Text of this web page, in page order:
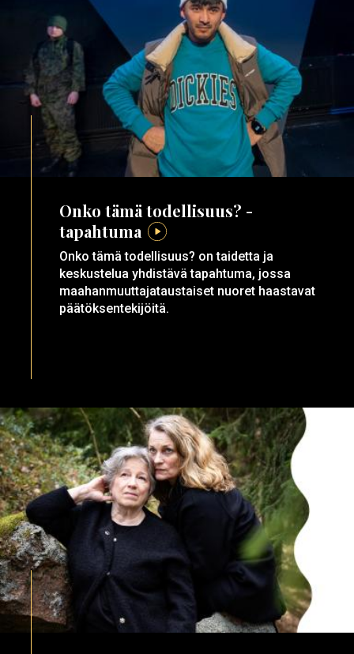
Onko tämä todellisuus? -
tapahtuma
Onko tämä todellisuus? on taidetta ja
keskustelua yhdistävä tapahtuma, jossa
maahanmuuttajataustaiset nuoret haastavat
päätöksentekijöitä.